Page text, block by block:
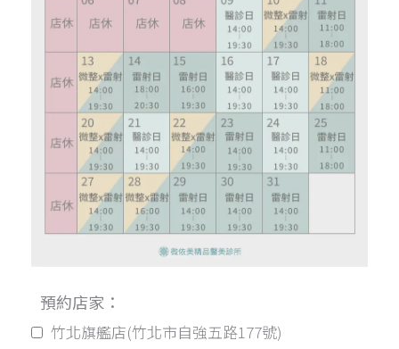
預約店家：
竹北旗艦店(竹北市自強五路177號)